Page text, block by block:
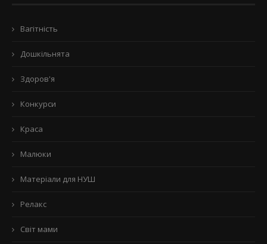
Вагітність
Дошкільнята
Здоров'я
Конкурси
Краса
Малюки
Матеріали для НУШ
Релакс
Світ мами